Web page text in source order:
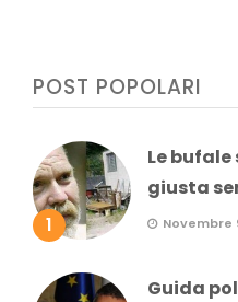
POST POPOLARI
1
Le bufale
giusta
Novembre
Guida